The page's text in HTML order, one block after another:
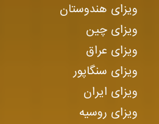
ویزای هندوستان
ویزای چین
ویزای عراق
ویزای سنگاپور
ویزای ایران
ویزای روسیه